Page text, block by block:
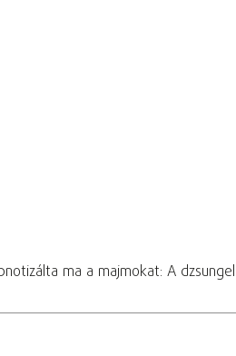
ma a majmokat: A